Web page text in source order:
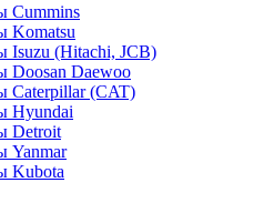
Cummins
Komatsu
Isuzu (Hitachi, JCB)
Doosan Daewoo
Caterpillar (CAT)
Hyundai
Detroit
Yanmar
Kubota